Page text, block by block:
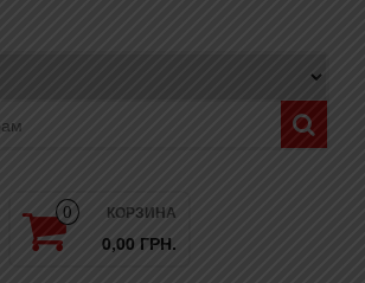
0 КОРЗИНА
0,00 ГРН.